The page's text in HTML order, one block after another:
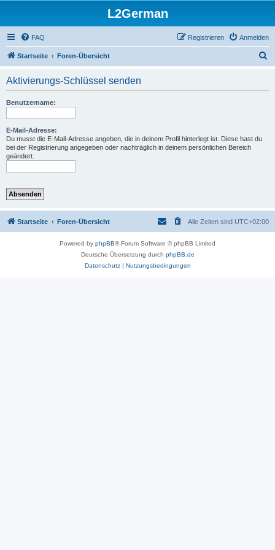
L2German
FAQ Anmelden
Registrieren
Startseite Foren-Übersicht
Aktivierungs-Schlüssel senden
Benutzername:
E-Mail-Adresse:
Du musst die E-Mail-Adresse angeben, die in deinem Profil hinterlegt ist. Diese hast du
bei der Registrierung angegeben oder nachträglich in deinem persönlichen Bereich
geändert.
Startseite Foren-Übersicht Alle Zeiten sind UTC+02:00
Powered by phpBB® Forum Software © phpBB Limited
Deutsche Übersetzung durch phpBB.de
Datenschutz| Nutzungsbedingungen